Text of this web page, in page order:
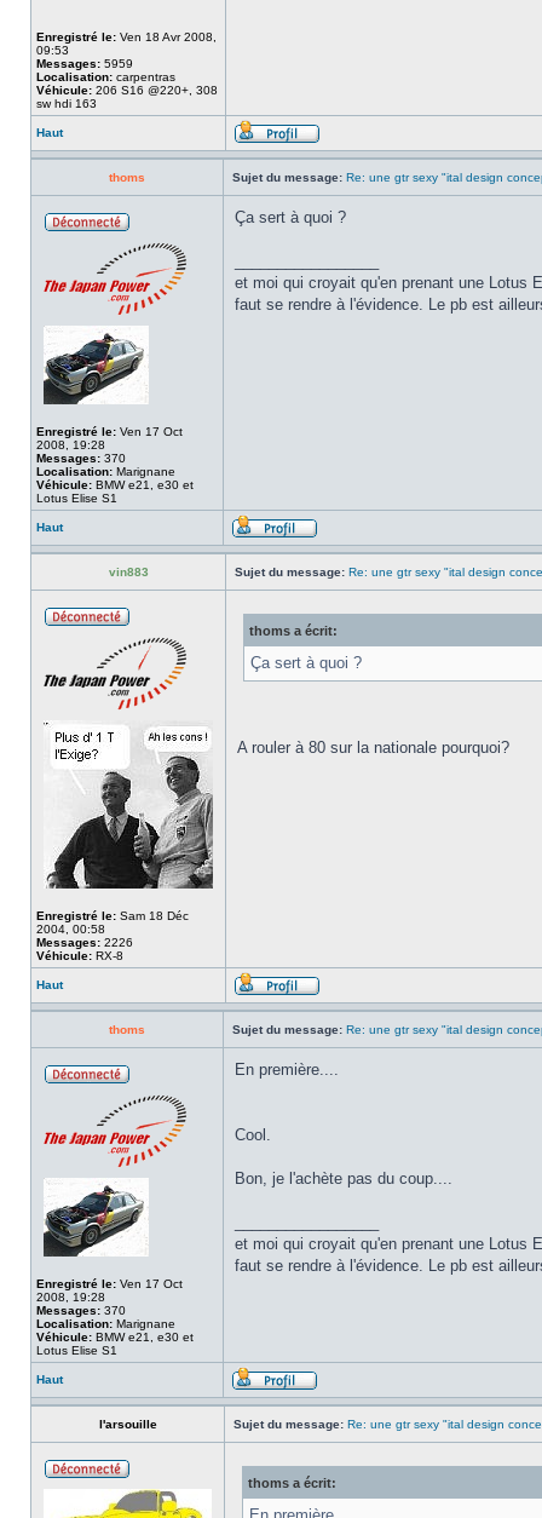
Enregistré le: Ven 18 Avr 2008,
09:53
Messages: 5959
Localisation: carpentras
Véhicule: 206 S16 @220+, 308
sw hdi 163
Haut
thoms Sujet du message: Re: une gtr sexy "ital design
Enregistré le: Ven 17 Oct
2008, 19:28
Messages: 370
Localisation: Marignane
Véhicule: BMW e21, e30 et
Lotus Elise S1
Ça sert à quoi ?
et moi qui croyait qu'en prenant une Lotus
faut se rendre à l'évidence. Le pb est
Haut
vin883 Sujet du message: Re: une gtr sexy "ital design
Enregistré le: Sam 18 Déc
2004, 00:58
Messages: 2226
Véhicule: RX-8
thoms a écrit:
Ça sert à quoi ?
A rouler à 80 sur la nationale pourquoi?
Haut
thoms Sujet du message: Re: une gtr sexy "ital design
Enregistré le: Ven 17 Oct
2008, 19:28
Messages: 370
Localisation: Marignane
Véhicule: BMW e21, e30 et
Lotus Elise S1
En première....
Cool.
Bon, je l'achète pas du coup....
et moi qui croyait qu'en prenant une Lotus
faut se rendre à l'évidence. Le pb est
Haut
l'arsouille Sujet du message: Re: une gtr sexy "ital design
thoms a écrit: